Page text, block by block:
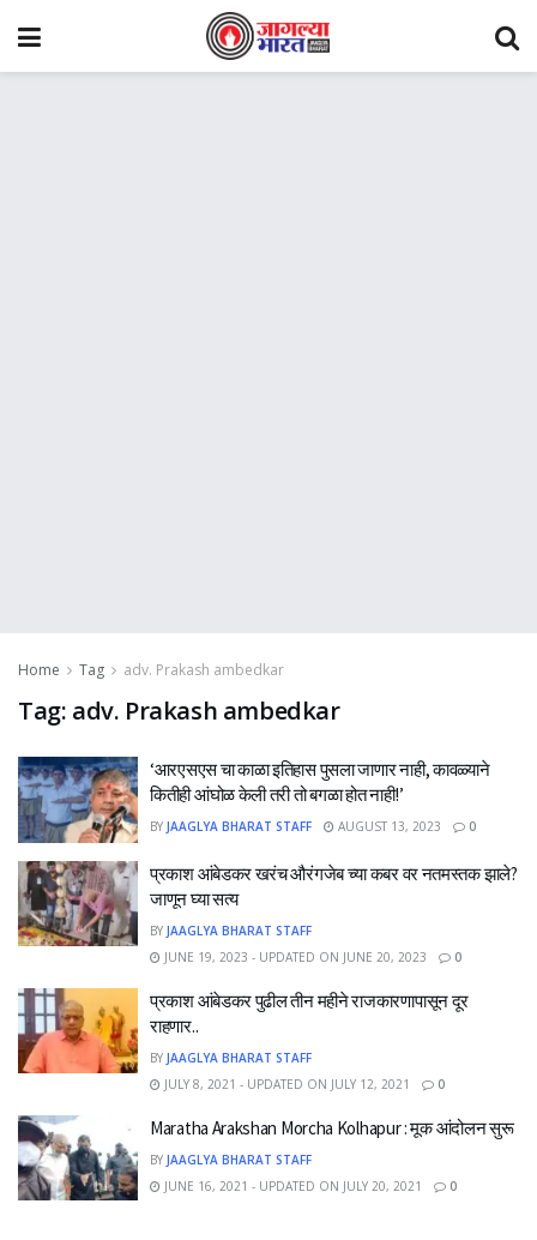
Home Tag adv. Prakash ambedkar
Tag: adv. Prakash ambedkar
‘आरएसएस चा काळा इतिहास पुसला जाणार नाही, कावळ्याने
कितीही आंघोळ केली तरी तो बगळा होत नाही!’
BY JAAGLYA BHARAT STAFF AUGUST 13, 2023 0
प्रकाश आंबेडकर खरंच औरंगजेब च्या कबर वर नतमस्तक झाले?
जाणून घ्या सत्य
BY JAAGLYA BHARAT STAFF
JUNE 19, 2023 - UPDATED ON JUNE 20, 2023
0
प्रकाश आंबेडकर पुढील तीन महीने राजकारणापासून दूर
राहणार..
BY JAAGLYA BHARAT STAFF
JULY 8, 2021 - UPDATED ON JULY 12, 2021
0
Maratha Arakshan Morcha Kolhapur : मूक आंदोलन सुरू
BY JAAGLYA BHARAT STAFF
JUNE 16, 2021 - UPDATED ON JULY 20, 2021
0